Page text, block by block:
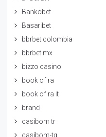
Bankobet
Basaribet
bbrbet colombia
bbrbet mx
bizzo casino
book of ra
book of ra it
brand
casibom tr
casibom-tg